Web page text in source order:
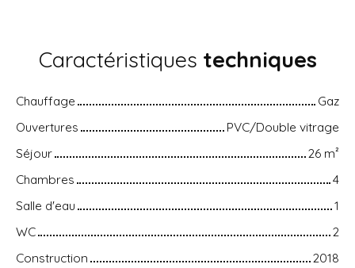
Caractéristiques techniques
Chauffage
Gaz
Ouvertures
PVC/Double vitrage
Séjour
26 m²
Chambres
4
Salle d'eau
1
WC
2
Construction
2018